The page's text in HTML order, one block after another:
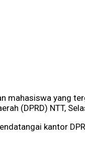
mahasiswa yang
(DPRD) NTT,
kantor